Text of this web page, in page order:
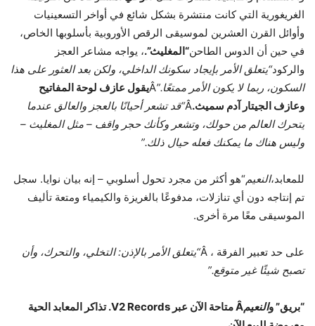
الغريغورية التي كانت منتشرة بشكل شائع في أواخر التسعينيات
وأوائل القرن العشرين لموسيقى الرقص الأوروبية بأسلوبها الخاص،
في حين أن الدوس الطاحن“المغليث”.، يواجه مشاعر العجز
والركود“يتعلق الأمر بإيجاد سكونك الداخلي، ولكن بعد العثور على هذا
السكون، ربما لا يكون الأمر ممتعًا.”Âيقول عازف لوحة المفاتيح
وعازف الجيتار آدم سميث.Â“قد تشعر أحيانًا بالعجز والعالق عندما
يتحرك العالم من حولك، وتشعر وكأنك حجر واقف – مثل المغليث –
وليس هناك ما يمكنك فعله حيال ذلك.”
للمعابد،النعيم“هو أكثر من مجرد تحول أسلوبي – إنه بيان نوايا. سجل
تم إنتاجه دون أي تنازلات، مدفوعًا بالغريزة والكيمياء ومتعة تأليف
الموسيقى معًا مرة أخرى.
على حد تعبير الفرقة ، Â
“يتعلق الأمر بالإذن: التخلي، والتحرك، وأن
تصبح شيئًا غير متوقع.”
“بريق” والنعيم
Â متاحة الآن عبر V2 Records. تذاكر المعابد الحية